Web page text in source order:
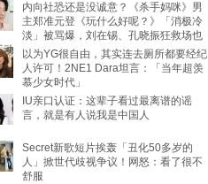
内向社恐还是没诚意？《杀手妈咪》男
主郑准元登《玩什么好呢？》「消极冷
淡」被骂爆，刘在锡、孔晓振狂救场也
动
以为YG很自由，其实连去厕所都要经纪
人许可！2NE1 Dara坦言：「当年超羡
慕少女时代」
IU亲口认证：这辈子看过最离谱的谣
言，就是有人说我是中国人
Secret新歌短片挨轰「丑化50多岁的
人」掀世代歧视争议！网怒：看了很不
舒服